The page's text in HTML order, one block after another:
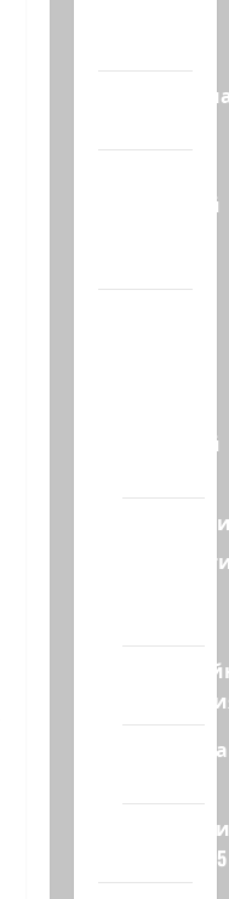
Котлярский
Ближний
Полемика
сайта 2025